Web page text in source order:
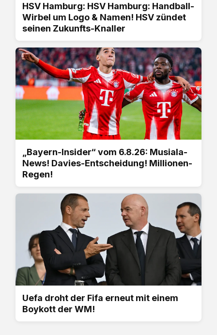
HSV Hamburg: HSV Hamburg: Handball-
Wirbel um Logo & Namen! HSV zündet
seinen Zukunfts-Knaller
„Bayern-Insider“ vom 6.8.26: Musiala-
News! Davies-Entscheidung! Millionen-
Regen!
Uefa droht der Fifa erneut mit einem
Boykott der WM!